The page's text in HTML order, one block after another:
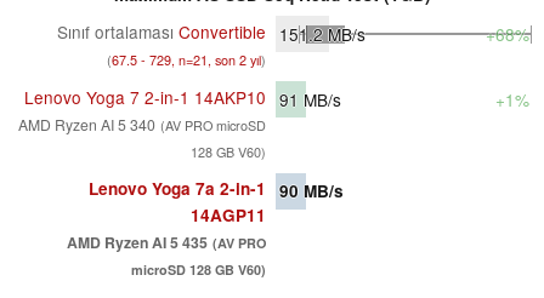
Sınıf ortalaması Convertible
(67.5 - 729, n=21, son 2 yıl)
151.2 MB/s +68%
Lenovo Yoga 7 2-in-1 14AKP10
AMD Ryzen AI 5 340 (AV PRO microSD
128 GB V60)
91 MB/s +1%
Lenovo Yoga 7a 2-in-1
14AGP11
AMD Ryzen AI 5 435 (AV PRO
microSD 128 GB V60)
90 MB/s